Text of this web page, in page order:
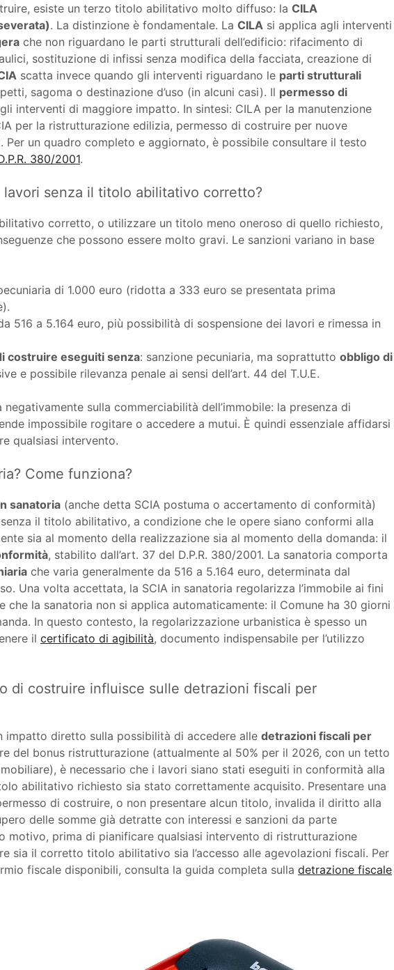
esiste un terzo titolo abilitativo molto diffuso: la CILA
. La distinzione è fondamentale. La CILA si applica agli interventi
che non riguardano le parti strutturali dell’edificio: rifacimento di
sostituzione di infissi senza modifica della facciata, creazione di
scatta invece quando gli interventi riguardano le parti strutturali
sagoma o destinazione d’uso (in alcuni casi). Il permesso di
interventi di maggiore impatto. In sintesi: CILA per la manutenzione
per la ristrutturazione edilizia, permesso di costruire per nuove
un quadro completo e aggiornato, è possibile consultare il testo
380/2001.
senza il titolo abilitativo corretto?
corretto, o utilizzare un titolo meno oneroso di quello richiesto,
che possono essere molto gravi. Le sanzioni variano in base
di 1.000 euro (ridotta a 333 euro se presentata prima
516 a 5.164 euro, più possibilità di sospensione dei lavori e rimessa in
costruire eseguiti senza: sanzione pecuniaria, ma soprattutto obbligo di
e possibile rilevanza penale ai sensi dell’art. 44 del T.U.E.
sulla commerciabilità dell’immobile: la presenza di
impossibile rogitare o accedere a mutui. È quindi essenziale affidarsi
qualsiasi intervento.
Come funziona?
sanatoria (anche detta SCIA postuma o accertamento di conformità)
il titolo abilitativo, a condizione che le opere siano conformi alla
sia al momento della realizzazione sia al momento della domanda: il
, stabilito dall’art. 37 del D.P.R. 380/2001. La sanatoria comporta
che varia generalmente da 516 a 5.164 euro, determinata dal
Una volta accettata, la SCIA in sanatoria regolarizza l’immobile ai fini
che la sanatoria non si applica automaticamente: il Comune ha 30 giorni
In questo contesto, la regolarizzazione urbanistica è spesso un
il certificato di agibilità, documento indispensabile per l’utilizzo
di costruire influisce sulle detrazioni fiscali per
diretto sulla possibilità di accedere alle detrazioni fiscali per
del bonus ristrutturazione (attualmente al 50% per il 2026, con un tetto
è necessario che i lavori siano stati eseguiti in conformità alla
abilitativo richiesto sia stato correttamente acquisito. Presentare una
di costruire, o non presentare alcun titolo, invalida il diritto alla
delle somme già detratte con interessi e sanzioni da parte
motivo, prima di pianificare qualsiasi intervento di ristrutturazione
sia il corretto titolo abilitativo sia l’accesso alle agevolazioni fiscali. Per
fiscale disponibili, consulta la guida completa sulla detrazione fiscale